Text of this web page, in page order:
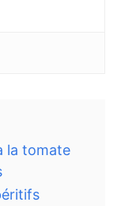
la tomate